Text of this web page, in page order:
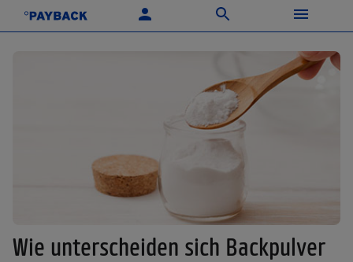
Wie unterscheiden sich Backpulver